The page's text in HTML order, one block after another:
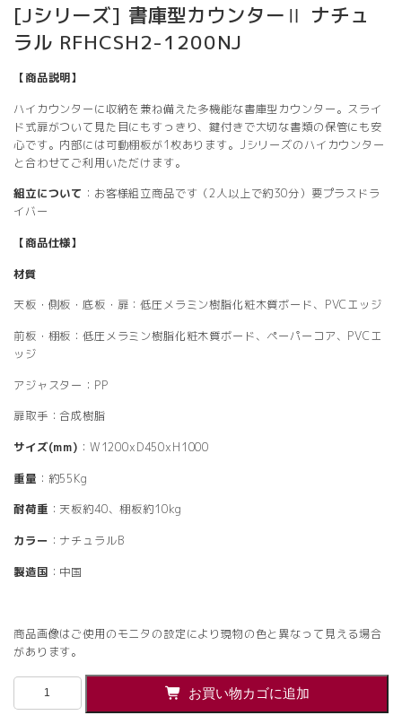
[Jシリーズ] 書庫型カウンターⅡ ナチュ
ラル RFHCSH2-1200NJ
【商品説明】
ハイカウンターに収納を兼ね備えた多機能な書庫型カウンター。スライ
ド式扉がついて見た目にもすっきり、鍵付きで大切な書類の保管にも安
心です。内部には可動棚板が1枚あります。Jシリーズのハイカウンター
と合わせてご利用いただけます。
組立について ：お客様組立商品です（2人以上で約30分）要プラスドラ
イバー
【商品仕様】
材質
天板・側板・底板・扉：低圧メラミン樹脂化粧木質ボード、PVCエッジ
前板・棚板：低圧メラミン樹脂化粧木質ボード、ペーパーコア、PVCエ
ッジ
アジャスター：PP
扉取手：合成樹脂
サイズ(mm) ：W1200xD450xH1000
重量 ：約55Kg
耐荷重 ：天板約40、棚板約10kg
カラー ：ナチュラルB
製造国 ：中国
商品画像はご使用のモニタの設定により現物の色と異なって見える場合
があります。
【法
お買い物カゴに追加